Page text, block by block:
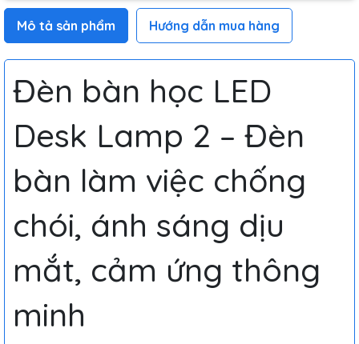
Mô tả sản phẩm Hướng dẫn mua hàng
Đèn bàn học LED
Desk Lamp 2 – Đèn
bàn làm việc chống
chói, ánh sáng dịu
mắt, cảm ứng thông
minh